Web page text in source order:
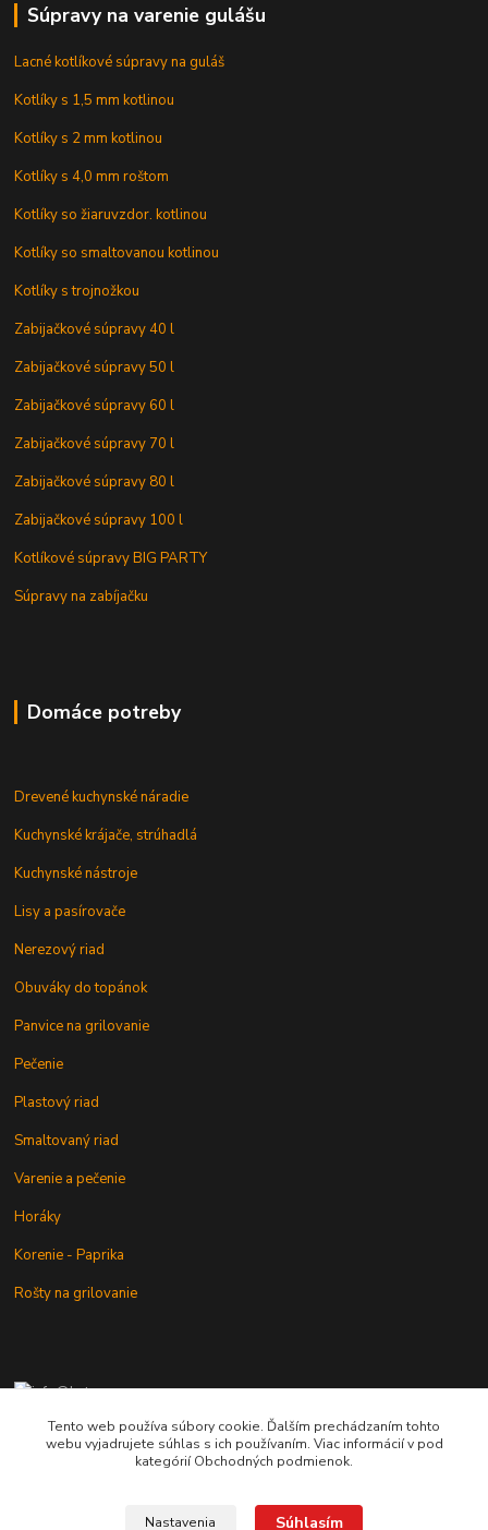
Súpravy na varenie gulášu
Lacné kotlíkové súpravy na guláš
Kotlíky s 1,5 mm kotlinou
Kotlíky s 2 mm kotlinou
Kotlíky s 4,0 mm roštom
Kotlíky so žiaruvzdor. kotlinou
Kotlíky so smaltovanou kotlinou
Kotlíky s trojnožkou
Zabijačkové súpravy 40 l
Zabijačkové súpravy 50 l
Zabijačkové súpravy 60 l
Zabijačkové súpravy 70 l
Zabijačkové súpravy 80 l
Zabijačkové súpravy 100 l
Kotlíkové súpravy BIG PARTY
Súpravy na zabíjačku
Domáce potreby
Drevené kuchynské náradie
Kuchynské krájače, strúhadlá
Kuchynské nástroje
Lisy a pasírovače
Nerezový riad
Obuváky do topánok
Panvice na grilovanie
Pečenie
Plastový riad
Smaltovaný riad
Varenie a pečenie
Horáky
Korenie - Paprika
Rošty na grilovanie
+421 902 212 007
od 8:00 - do 16:00 hod
Tento web používa súbory cookie. Ďalším prechádzaním tohto
webu vyjadrujete súhlas s ich používaním. Viac informácií v pod
kategórií Obchodných podmienok.
Nastavenia Súhlasím